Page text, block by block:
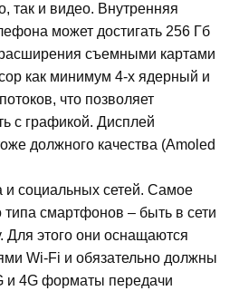
так и видео. Внутренняя
может достигать 256 Гб
съемными картами
как минимум 4-х ядерный и
что позволяет
с графикой. Дисплей
должного качества (Amoled
и социальных сетей. Самое
типа смартфонов – быть в сети
Для этого они оснащаются
Wi-Fi и обязательно должны
и 4G форматы передачи